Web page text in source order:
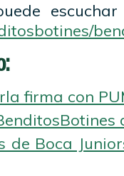
firma con
de Boca